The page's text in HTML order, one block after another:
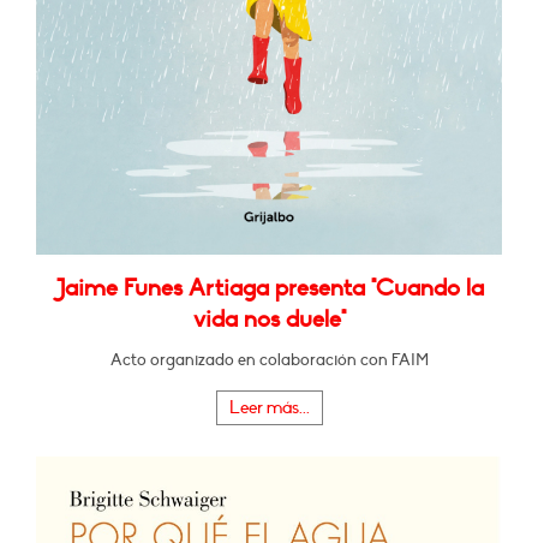
Jaime Funes Artiaga presenta "Cuando la
vida nos duele"
Acto organizado en colaboración con FAIM
Leer más...